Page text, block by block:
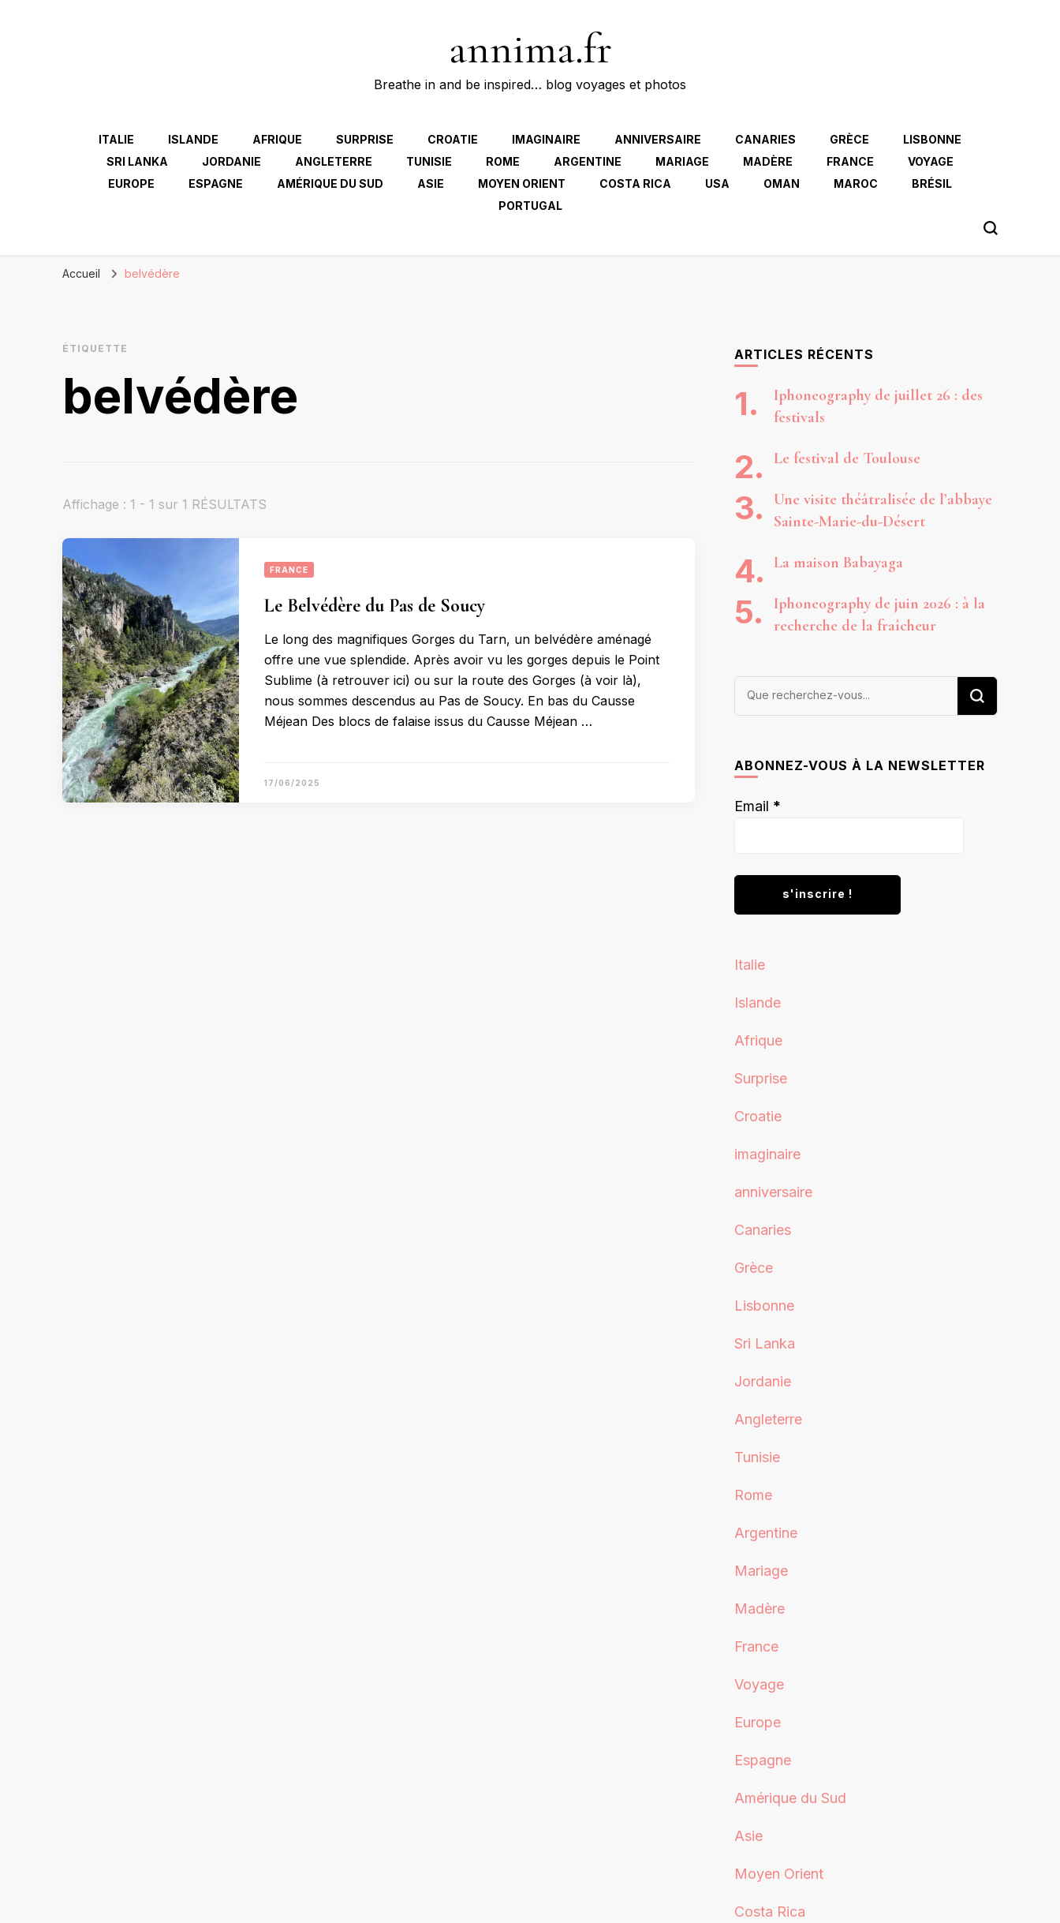
annima.fr
Breathe in and be inspired… blog voyages et photos
ITALIE ISLANDE AFRIQUE SURPRISE CROATIE IMAGINAIRE ANNIVERSAIRE CANARIES GRÈCE
LISBONNE
SRI LANKA
JORDANIE ANGLETERRE TUNISIE ROME ARGENTINE MARIAGE MADÈRE FRANCE
VOYAGE
EUROPE
ESPAGNE AMÉRIQUE DU SUD ASIE MOYEN ORIENT COSTA RICA USA OMAN MAROC
BRÉSIL
PORTUGAL
Accueil belvédère
ÉTIQUETTE
belvédère
Affichage : 1 - 1 sur 1 RÉSULTATS
FRANCE
Le Belvédère du Pas de Soucy
Le long des magnifiques Gorges du Tarn, un belvédère aménagé
offre une vue splendide. Après avoir vu les gorges depuis le Point
Sublime (à retrouver ici) ou sur la route des Gorges (à voir là),
nous sommes descendus au Pas de Soucy. En bas du Causse
Méjean Des blocs de falaise issus du Causse Méjean …
17/06/2025
ARTICLES RÉCENTS
Iphoneography de juillet 26 : des
festivals
Le festival de Toulouse
Une visite théâtralisée de l’abbaye
Sainte-Marie-du-Désert
La maison Babayaga
Iphoneography de juin 2026 : à la
recherche de la fraîcheur
Vous
ABONNEZ-VOUS À LA NEWSLETTER
Email *
Italie
Islande
Afrique
Surprise
Croatie
imaginaire
anniversaire
Canaries
Grèce
Lisbonne
Sri Lanka
Jordanie
Angleterre
Tunisie
Rome
Argentine
Mariage
Madère
France
Voyage
Europe
Espagne
Amérique du Sud
Asie
Moyen Orient
Costa Rica